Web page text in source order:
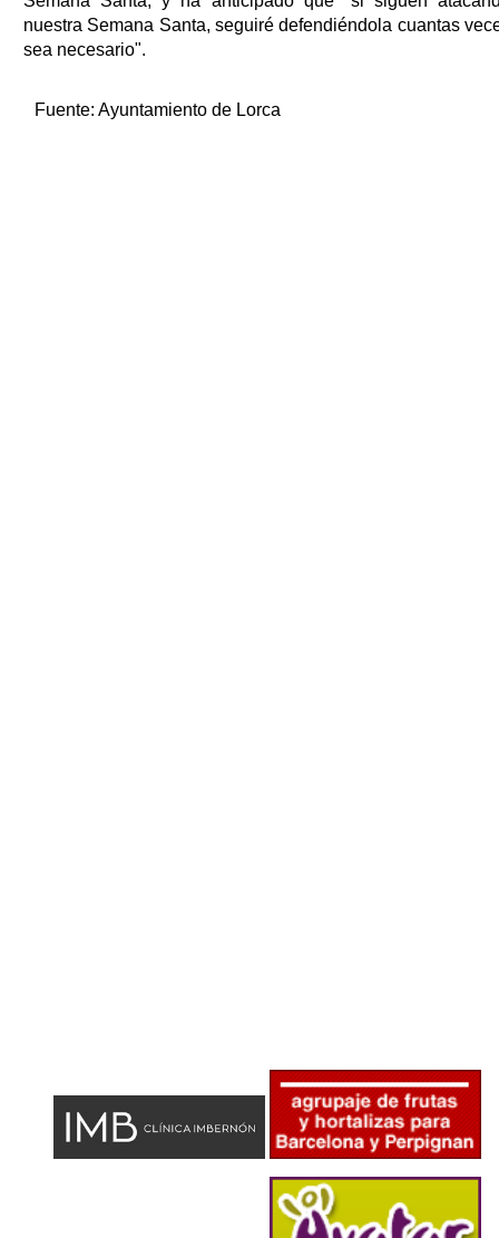
nuestra Semana Santa, seguiré defendiéndola cuantas
sea necesario".
Fuente: Ayuntamiento de Lorca